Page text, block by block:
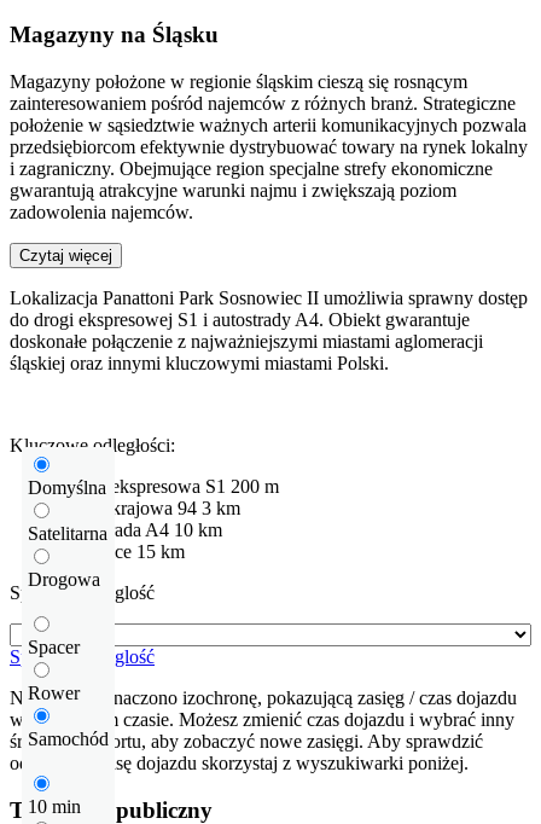
Magazyny na Śląsku
Magazyny położone w regionie śląskim cieszą się rosnącym
zainteresowaniem pośród najemców z różnych branż. Strategiczne
położenie w sąsiedztwie ważnych arterii komunikacyjnych pozwala
przedsiębiorcom efektywnie dystrybuować towary na rynek lokalny
i zagraniczny. Obejmujące region specjalne strefy ekonomiczne
gwarantują atrakcyjne warunki najmu i zwiększają poziom
zadowolenia najemców.
Czytaj więcej
Lokalizacja Panattoni Park Sosnowiec II umożliwia sprawny dostęp
do drogi ekspresowej S1 i autostrady A4. Obiekt gwarantuje
doskonałe połączenie z najważniejszymi miastami aglomeracji
śląskiej oraz innymi kluczowymi miastami Polski.
Domyślna
Satelitarna
Drogowa
Spacer
Rower
Samochód
10 min
Kluczowe odległości:
Droga ekspresowa S1 200 m
Droga krajowa 94 3 km
Autostrada A4 10 km
Katowice 15 km
Sprawdź odleglość
Sprawdź odleglość
Na mapie zaznaczono izochronę, pokazującą zasięg / czas dojazdu
w określonym czasie. Możesz zmienić czas dojazdu i wybrać inny
środek transportu, aby zobaczyć nowe zasięgi. Aby sprawdzić
odłegłość i trasę dojazdu skorzystaj z wyszukiwarki poniżej.
Transport publiczny